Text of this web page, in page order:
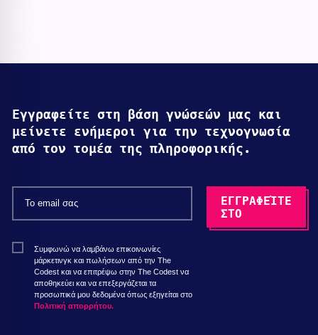
Εγγραφείτε στη βάση γνώσεών μας και
μείνετε ενήμεροι για την τεχνογνωσία
από τον τομέα της πληροφορικής.
Συμφωνώ να λαμβάνω επικοινωνίες
μάρκετινγκ και πωλήσεων από την The
Codest και να επιτρέψω στην The Codest να
αποθηκεύει και να επεξεργάζεται τα
προσωπικά μου δεδομένα όπως εξηγείται στο
Πολιτική απορρήτου.